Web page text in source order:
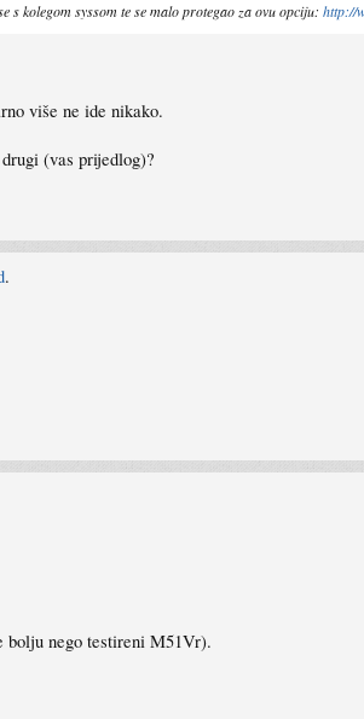
s kolegom syssom te se malo protegao za ovu opciju: http://
više ne ide nikako.
(vas prijedlog)?
.
nego testireni M51Vr).